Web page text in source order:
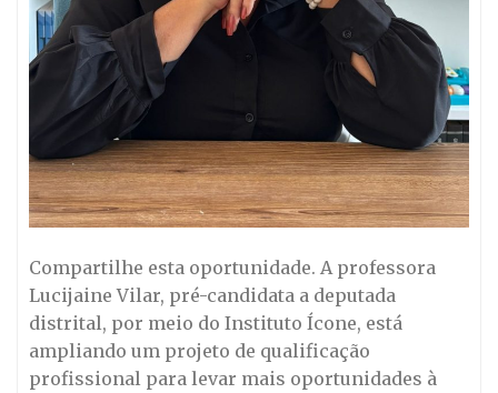
Compartilhe esta oportunidade. A professora
Lucijaine Vilar, pré-candidata a deputada
distrital, por meio do Instituto Ícone, está
ampliando um projeto de qualificação
profissional para levar mais oportunidades à